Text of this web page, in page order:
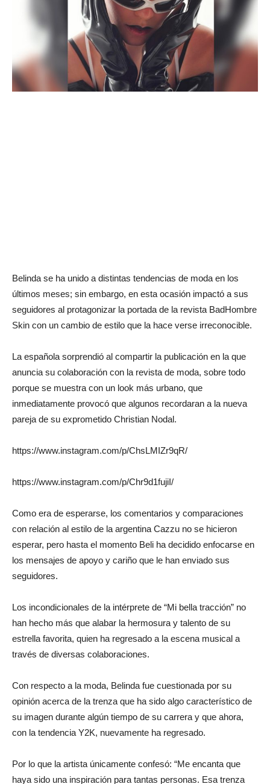
Belinda se ha unido a distintas tendencias de moda en los
últimos meses; sin embargo, en esta ocasión impactó a sus
seguidores al protagonizar la portada de la revista BadHombre
Skin con un cambio de estilo que la hace verse irreconocible.
La española sorprendió al compartir la publicación en la que
anuncia su colaboración con la revista de moda, sobre todo
porque se muestra con un look más urbano, que
inmediatamente provocó que algunos recordaran a la nueva
pareja de su exprometido Christian Nodal.
https://www.instagram.com/p/ChsLMIZr9qR/
https://www.instagram.com/p/Chr9d1fujiI/
Como era de esperarse, los comentarios y comparaciones
con relación al estilo de la argentina Cazzu no se hicieron
esperar, pero hasta el momento Beli ha decidido enfocarse en
los mensajes de apoyo y cariño que le han enviado sus
seguidores.
Los incondicionales de la intérprete de “Mi bella tracción” no
han hecho más que alabar la hermosura y talento de su
estrella favorita, quien ha regresado a la escena musical a
través de diversas colaboraciones.
Con respecto a la moda, Belinda fue cuestionada por su
opinión acerca de la trenza que ha sido algo característico de
su imagen durante algún tiempo de su carrera y que ahora,
con la tendencia Y2K, nuevamente ha regresado.
Por lo que la artista únicamente confesó: “Me encanta que
haya sido una inspiración para tantas personas. Esa trenza